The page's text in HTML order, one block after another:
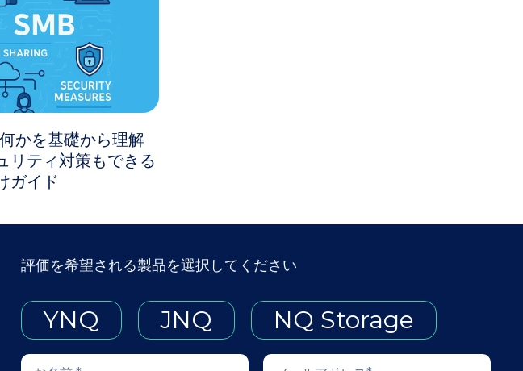
かを基礎から理解
リティ対策もできる
ガイド
評価を希望される製品を選択してください
YNQ JNQ NQ Storage